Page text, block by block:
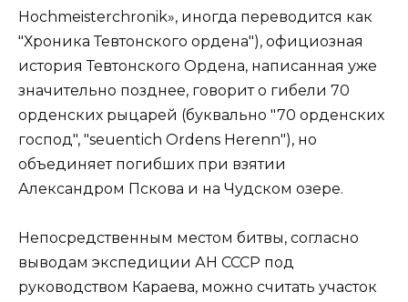
Hochmeisterchronik», иногда переводится как
"Хроника Тевтонского ордена"), официозная
история Тевтонского Ордена, написанная уже
значительно позднее, говорит о гибели 70
орденских рыцарей (буквально "70 орденских
господ", "seuentich Ordens Herenn"), но
объединяет погибших при взятии
Александром Пскова и на Чудском озере.
Непосредственным местом битвы, согласно
выводам экспедиции АН СССР под
руководством Караева, можно считать участок